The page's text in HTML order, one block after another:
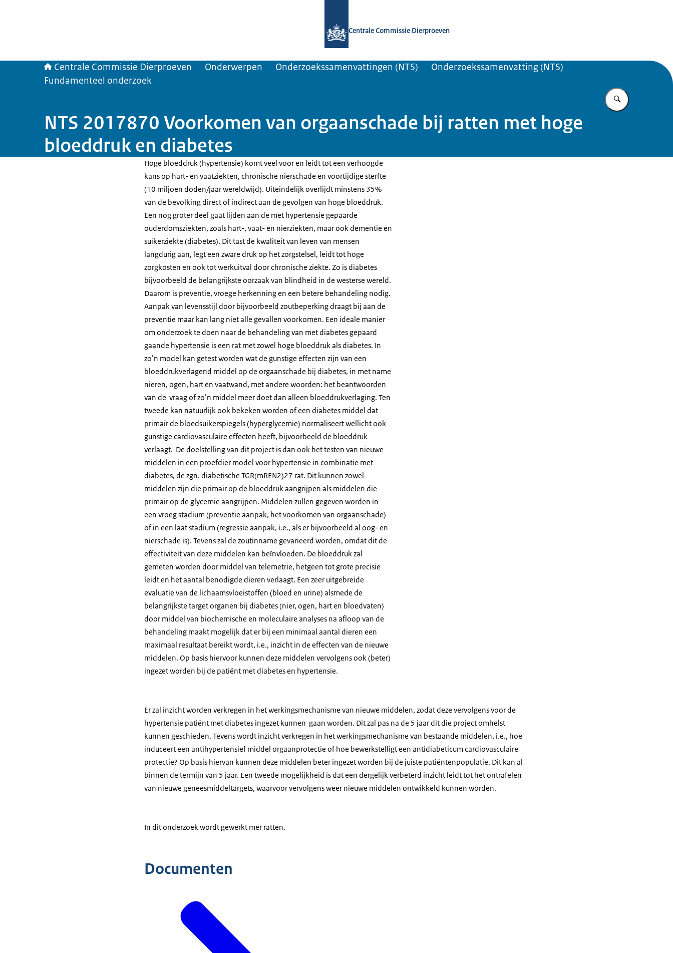
Centrale Commissie Dierproeven
Centrale Commissie Dierproeven Onderwerpen Onderzoekssamenvattingen (NTS)
Onderzoekssamenvatting (NTS)
Fundamenteel onderzoek
NTS 2017870 Voorkomen van orgaanschade bij ratten met hoge
bloeddruk en diabetes
Hoge bloeddruk (hypertensie) komt veel voor en leidt tot een verhoogde
kans op hart- en vaatziekten, chronische nierschade en voortijdige sterfte
(10 miljoen doden/jaar wereldwijd). Uiteindelijk overlijdt minstens 35%
van de bevolking direct of indirect aan de gevolgen van hoge bloeddruk.
Een nog groter deel gaat lijden aan de met hypertensie gepaarde
ouderdomsziekten, zoals hart-, vaat- en nierziekten, maar ook dementie en
suikerziekte (diabetes). Dit tast de kwaliteit van leven van mensen
langdurig aan, legt een zware druk op het zorgstelsel, leidt tot hoge
zorgkosten en ook tot werkuitval door chronische ziekte. Zo is diabetes
bijvoorbeeld de belangrijkste oorzaak van blindheid in de westerse wereld.
Daarom is preventie, vroege herkenning en een betere behandeling nodig.
Aanpak van levensstijl door bijvoorbeeld zoutbeperking draagt bij aan de
preventie maar kan lang niet alle gevallen voorkomen. Een ideale manier
om onderzoek te doen naar de behandeling van met diabetes gepaard
gaande hypertensie is een rat met zowel hoge bloeddruk als diabetes. In
zo’n model kan getest worden wat de gunstige effecten zijn van een
bloeddrukverlagend middel op de orgaanschade bij diabetes, in met name
nieren, ogen, hart en vaatwand, met andere woorden: het beantwoorden
van de vraag of zo’n middel meer doet dan alleen bloeddrukverlaging. Ten
tweede kan natuurlijk ook bekeken worden of een diabetes middel dat
primair de bloedsuikerspiegels (hyperglycemie) normaliseert wellicht ook
gunstige cardiovasculaire effecten heeft, bijvoorbeeld de bloeddruk
verlaagt. De doelstelling van dit project is dan ook het testen van nieuwe
middelen in een proefdier model voor hypertensie in combinatie met
diabetes, de zgn. diabetische TGR(mREN2)27 rat. Dit kunnen zowel
middelen zijn die primair op de bloeddruk aangrijpen als middelen die
primair op de glycemie aangrijpen. Middelen zullen gegeven worden in
een vroeg stadium (preventie aanpak, het voorkomen van orgaanschade)
of in een laat stadium (regressie aanpak, i.e., als er bijvoorbeeld al oog- en
nierschade is). Tevens zal de zoutinname gevarieerd worden, omdat dit de
effectiviteit van deze middelen kan beïnvloeden. De bloeddruk zal
gemeten worden door middel van telemetrie, hetgeen tot grote precisie
leidt en het aantal benodigde dieren verlaagt. Een zeer uitgebreide
evaluatie van de lichaamsvloeistoffen (bloed en urine) alsmede de
belangrijkste target organen bij diabetes (nier, ogen, hart en bloedvaten)
door middel van biochemische en moleculaire analyses na afloop van de
behandeling maakt mogelijk dat er bij een minimaal aantal dieren een
maximaal resultaat bereikt wordt, i.e., inzicht in de effecten van de nieuwe
middelen. Op basis hiervoor kunnen deze middelen vervolgens ook (beter)
ingezet worden bij de patiënt met diabetes en hypertensie.
Er zal inzicht worden verkregen in het werkingsmechanisme van nieuwe middelen, zodat deze vervolgens voor de
hypertensie patiënt met diabetes ingezet kunnen gaan worden. Dit zal pas na de 5 jaar dit die project omhelst
kunnen geschieden. Tevens wordt inzicht verkregen in het werkingsmechanisme van bestaande middelen, i.e., hoe
induceert een antihypertensief middel orgaanprotectie of hoe bewerkstelligt een antidiabeticum cardiovasculaire
protectie? Op basis hiervan kunnen deze middelen beter ingezet worden bij de juiste patiëntenpopulatie. Dit kan al
binnen de termijn van 5 jaar. Een tweede mogelijkheid is dat een dergelijk verbeterd inzicht leidt tot het ontrafelen
van nieuwe geneesmiddeltargets, waarvoor vervolgens weer nieuwe middelen ontwikkeld kunnen worden.
In dit onderzoek wordt gewerkt mer ratten.
Documenten